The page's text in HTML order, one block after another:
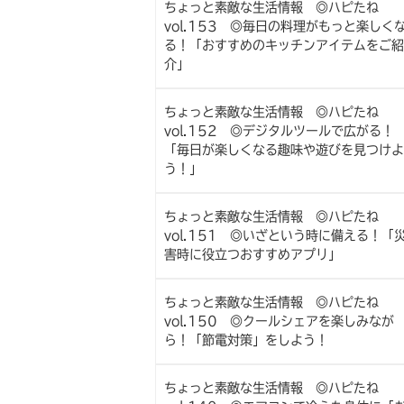
ちょっと素敵な生活情報 ◎ハピたね
vol.153 ◎毎日の料理がもっと楽しく
る！「おすすめのキッチンアイテムをご紹
介」
ちょっと素敵な生活情報 ◎ハピたね
vol.152 ◎デジタルツールで広がる！
「毎日が楽しくなる趣味や遊びを見つけよ
う！」
ちょっと素敵な生活情報 ◎ハピたね
vol.151 ◎いざという時に備える！「
害時に役立つおすすめアプリ」
ちょっと素敵な生活情報 ◎ハピたね
vol.150 ◎クールシェアを楽しみなが
ら！「節電対策」をしよう！
ちょっと素敵な生活情報 ◎ハピたね